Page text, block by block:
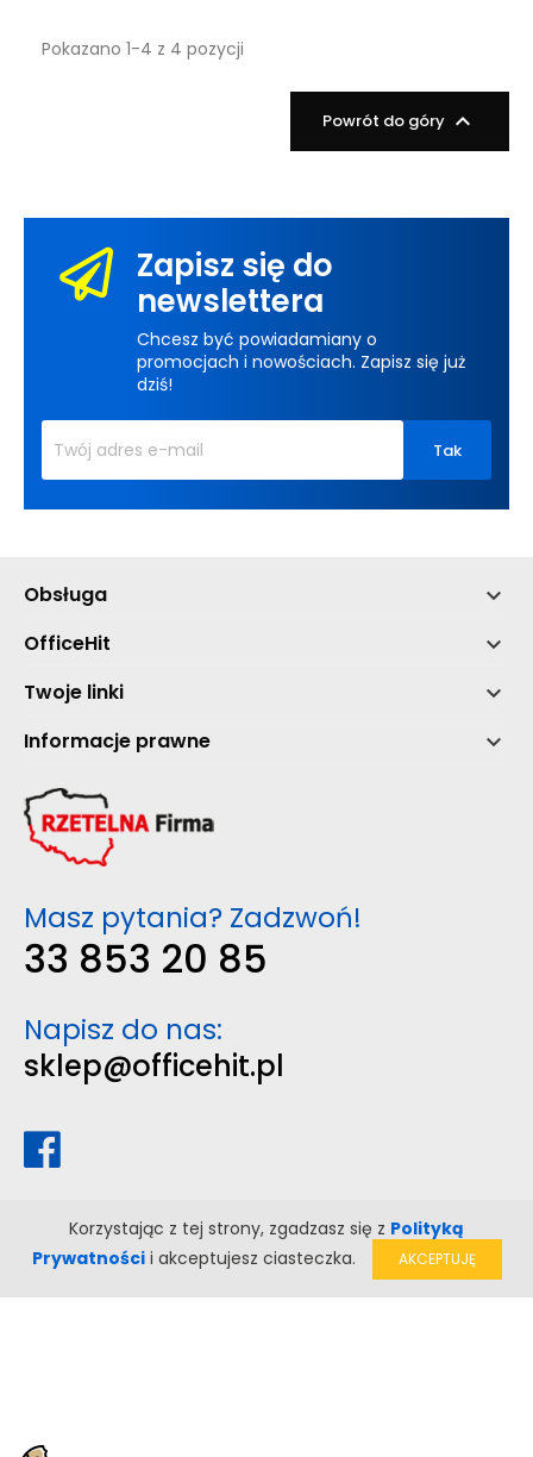
Pokazano 1-4 z 4 pozycji
Powrót do góry 
Zapisz się do
newslettera
Chcesz być powiadamiany o
promocjach i nowościach. Zapisz się już
dziś!
Obsługa 
OfficeHit 
Twoje linki 
Informacje prawne 
Masz pytania? Zadzwoń!
33 853 20 85
Napisz do nas:
sklep@officehit.pl
Korzystając z tej strony, zgadzasz się z Polityką
Prywatnościi akceptujesz ciasteczka. AKCEPTUJĘ